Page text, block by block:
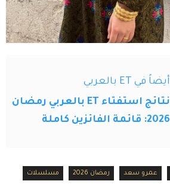
أيضاً في ET بالعربي
نتائج استفتاء ET بالعربي رمضان
2026: قائمة الفائزين كاملة
عمرو سعد رمضان 2026 مسلسلات